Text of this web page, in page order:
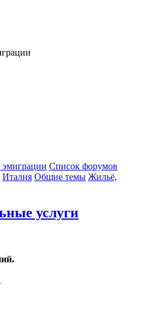
Список форумов
Италия Общие темы Жильё,
услуги